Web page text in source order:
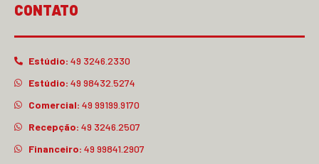
CONTATO
Estúdio: 49 3246.2330
Estúdio: 49 98432.5274
Comercial: 49 99199.9170
Recepção: 49 3246.2507
Financeiro: 49 99841.2907